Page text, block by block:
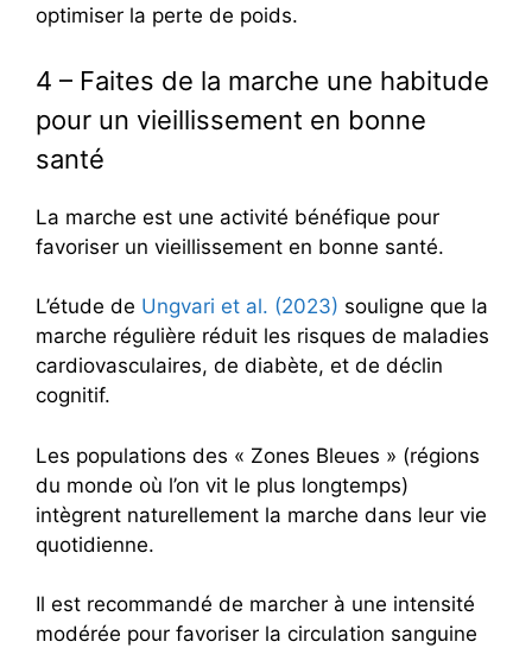
optimiser la perte de poids.
4 – Faites de la marche une habitude
pour un vieillissement en bonne
santé
La marche est une activité bénéfique pour
favoriser un vieillissement en bonne santé.
L’étude de Ungvari et al. (2023) souligne que la
marche régulière réduit les risques de maladies
cardiovasculaires, de diabète, et de déclin
cognitif.
Les populations des « Zones Bleues » (régions
du monde où l’on vit le plus longtemps)
intègrent naturellement la marche dans leur vie
quotidienne.
Il est recommandé de marcher à une intensité
modérée pour favoriser la circulation sanguine